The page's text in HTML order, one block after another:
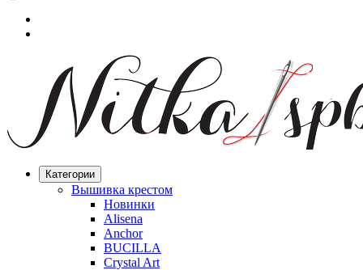
Категории
Вышивка крестом
Новинки
Alisena
Anchor
BUCILLA
Crystal Art